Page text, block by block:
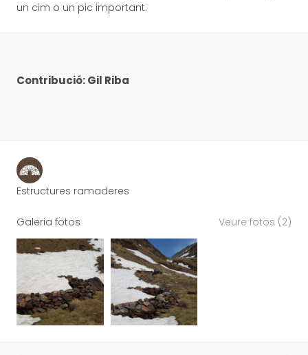
un cim o un pic important.
Contribució: Gil Riba
Estructures ramaderes
Galeria fotos Veure fotos (2)